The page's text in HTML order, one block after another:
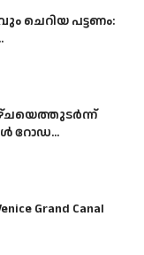
ചെറിയ പട്ടണം:
റോഡ...
Grand Canal